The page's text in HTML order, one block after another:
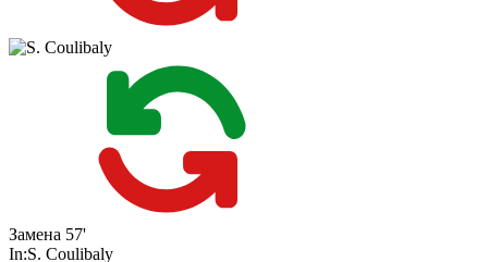
Замена 57'
In:S. Coulibaly